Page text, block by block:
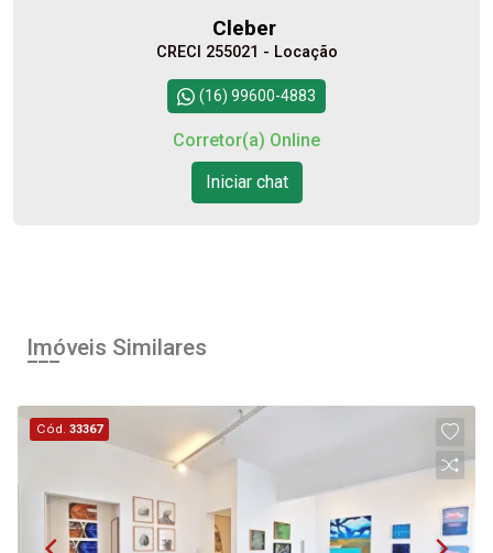
Cleber
CRECI 255021 - Locação
(16) 99600-4883
Corretor(a) Online
Iniciar chat
Imóveis Similares
Cód.33367